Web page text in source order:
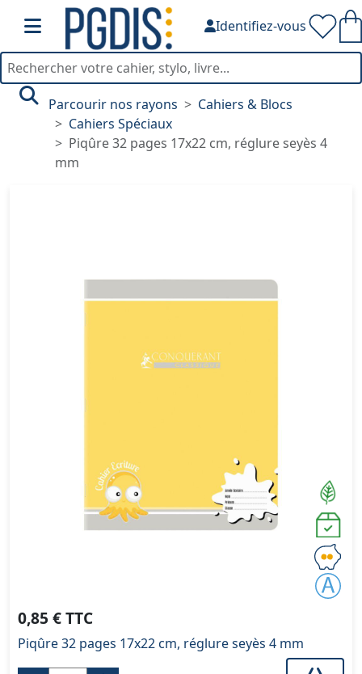
Identifiez-vous
Parcourir nos rayons
Cahiers & Blocs
Cahiers Spéciaux
Piqûre 32 pages 17x22 cm, réglure seyès 4
mm
0,85 € TTC
Piqûre 32 pages 17x22 cm, réglure seyès 4 mm